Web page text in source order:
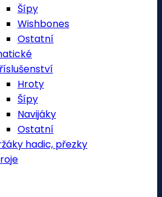
Šípy
Wishbones
Ostatní
Hroty
Šípy
Navijáky
Ostatní
hadic, přezky